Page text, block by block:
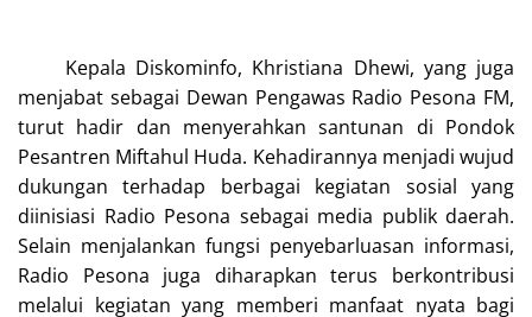
Kepala Diskominfo, Khristiana Dhewi, yang juga
menjabat sebagai Dewan Pengawas Radio Pesona FM,
turut hadir dan menyerahkan santunan di Pondok
Pesantren Miftahul Huda. Kehadirannya menjadi wujud
dukungan terhadap berbagai kegiatan sosial yang
diinisiasi Radio Pesona sebagai media publik daerah.
Selain menjalankan fungsi penyebarluasan informasi,
Radio Pesona juga diharapkan terus berkontribusi
melalui kegiatan yang memberi manfaat nyata bagi